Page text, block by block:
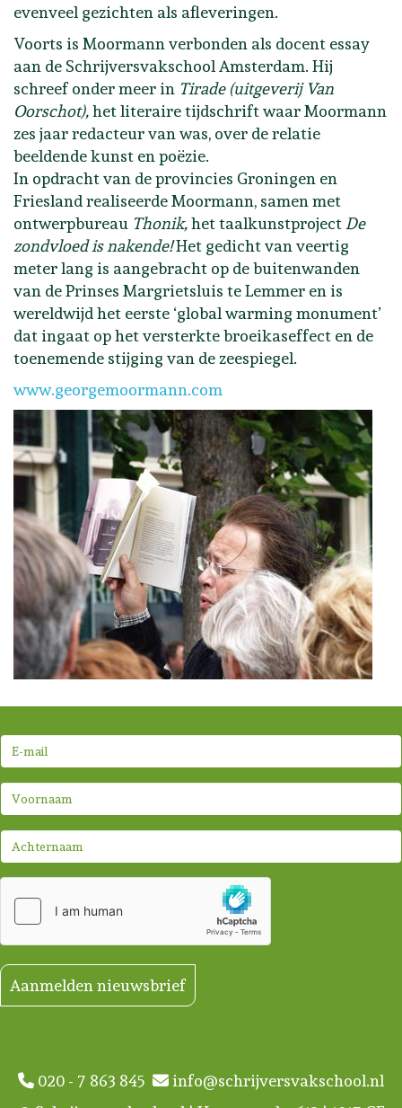
evenveel gezichten als afleveringen.
Voorts is Moormann verbonden als docent essay
aan de Schrijversvakschool Amsterdam. Hij
schreef onder meer in Tirade (uitgeverij Van
Oorschot),het literaire tijdschrift waar Moormann
zes jaar redacteur van was, over de relatie
beeldende kunst en poëzie.
In opdracht van de provincies Groningen en
Friesland realiseerde Moormann, samen met
ontwerpbureau Thonik,het taalkunstproject De
zondvloed is nakende!Het gedicht van veertig
meter lang is aangebracht op de buitenwanden
van de Prinses Margrietsluis te Lemmer en is
wereldwijd het eerste ‘global warming monument’
dat ingaat op het versterkte broeikaseffect en de
toenemende stijging van de zeespiegel.
www.georgemoormann.com
Aanmelden nieuwsbrief
020 - 7 863 845
info@schrijversvakschool.nl